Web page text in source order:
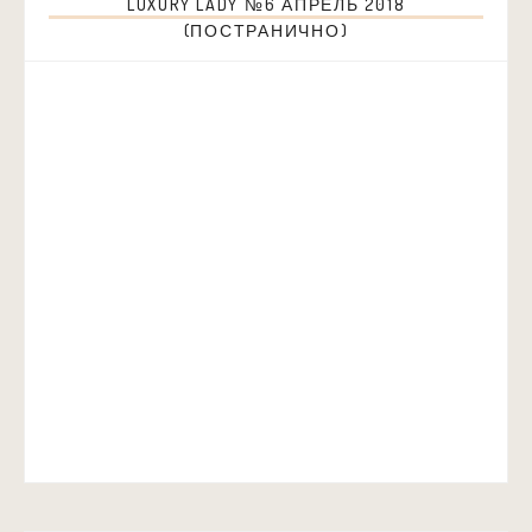
LUXURY LADY №6 АПРЕЛЬ 2018
(ПОСТРАНИЧНО)